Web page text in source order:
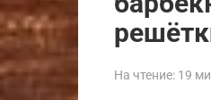
На чтение: 19